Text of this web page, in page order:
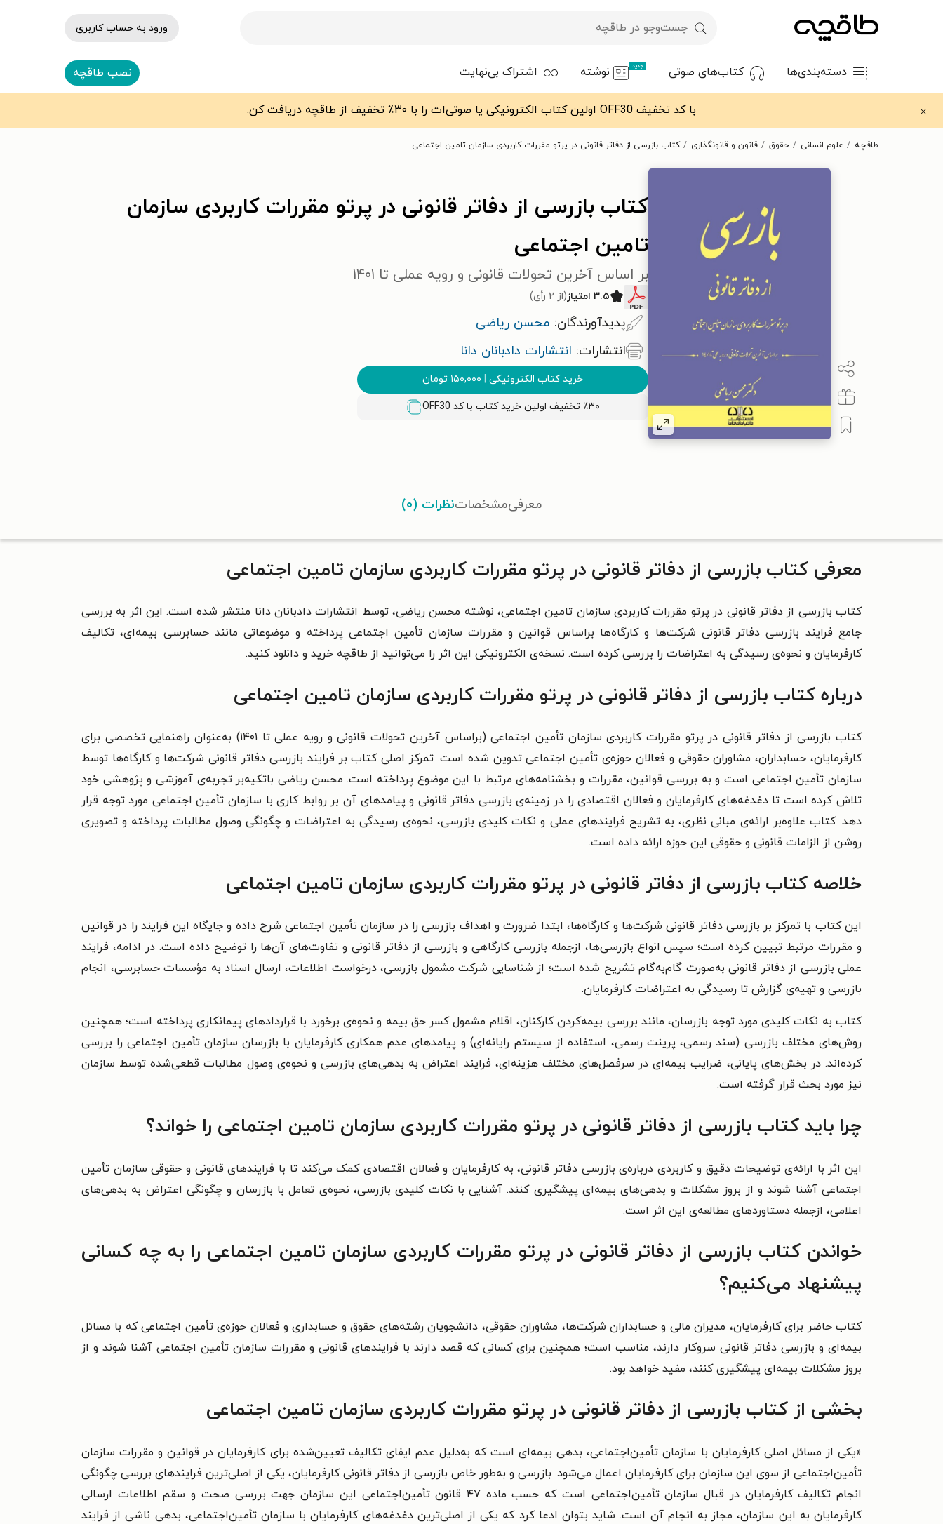
ورود به حساب کاربری
دسته‌بندی‌ها کتاب‌های صوتی جدید نوشته اشتراک بی‌نهایت نصب طاقچه
با کد تخفیف OFF30 اولین کتاب الکترونیکی یا صوتی‌ات را با ۳۰٪ تخفیف از طاقچه دریافت کن.
طاقچه علوم انسانی حقوق قانون و قانونگذاری کتاب بازرسی از دفاتر قانونی در پرتو مقررات کاربردی سازمان تامین اجتماعی
کتاب بازرسی از دفاتر قانونی در پرتو مقررات کاربردی سازمان
تامین اجتماعی
بر اساس آخرین تحولات قانونی و رویه عملی تا ۱۴۰۱
۳.۵ امتیاز (از ۲ رأی)
پدیدآورندگان: محسن ریاضی
انتشارات: انتشارات دادبانان دانا
خرید کتاب الکترونیکی ۱۵۰,۰۰۰ تومان
٪۳۰ تخفیف اولین خرید کتاب با کد OFF30
معرفیمشخصاتنظرات (۰)
معرفی کتاب بازرسی از دفاتر قانونی در پرتو مقررات کاربردی سازمان تامین اجتماعی
کتاب بازرسی از دفاتر قانونی در پرتو مقررات کاربردی سازمان تامین اجتماعی،نوشته محسن ریاضی، توسط انتشارات دادبانان دانا منتشر شده است. این اثر به بررسی
جامع فرایند بازرسی دفاتر قانونی شرکت‌ها و کارگاه‌ها براساس قوانین و مقررات سازمان تأمین اجتماعی پرداخته و موضوعاتی مانند حسابرسی بیمه‌ای، تکالیف
کارفرمایان و نحوه‌ی رسیدگی به اعتراضات را بررسی کرده است. نسخه‌ی الکترونیکی این اثر را می‌توانید از طاقچه خرید و دانلود کنید.
درباره کتاب بازرسی از دفاتر قانونی در پرتو مقررات کاربردی سازمان تامین اجتماعی
کتاب بازرسی از دفاتر قانونی در پرتو مقررات کاربردی سازمان تأمین اجتماعی (براساس آخرین تحولات قانونی و رویه عملی تا ۱۴۰۱) به‌عنوان راهنمایی تخصصی برای
کارفرمایان، حسابداران، مشاوران حقوقی و فعالان حوزه‌ی تأمین اجتماعی تدوین شده است. تمرکز اصلی کتاب بر فرایند بازرسی دفاتر قانونی شرکت‌ها و کارگاه‌ها توسط
سازمان تأمین اجتماعی است و به بررسی قوانین، مقررات و بخشنامه‌های مرتبط با این موضوع پرداخته است. محسن ریاضی باتکیه‌بر تجربه‌ی آموزشی و پژوهشی خود
تلاش کرده است تا دغدغه‌های کارفرمایان و فعالان اقتصادی را در زمینه‌ی بازرسی دفاتر قانونی و پیامدهای آن بر روابط کاری با سازمان تأمین اجتماعی مورد توجه قرار
دهد. کتاب علاوه‌بر ارائه‌ی مبانی نظری، به تشریح فرایندهای عملی و نکات کلیدی بازرسی، نحوه‌ی رسیدگی به اعتراضات و چگونگی وصول مطالبات پرداخته و تصویری
روشن از الزامات قانونی و حقوقی این حوزه ارائه داده است.
خلاصه کتاب بازرسی از دفاتر قانونی در پرتو مقررات کاربردی سازمان تامین اجتماعی
این کتاب با تمرکز بر بازرسی دفاتر قانونی شرکت‌ها و کارگاه‌ها، ابتدا ضرورت و اهداف بازرسی را در سازمان تأمین اجتماعی شرح داده و جایگاه این فرایند را در قوانین
و مقررات مرتبط تبیین کرده است؛ سپس انواع بازرسی‌ها، ازجمله بازرسی کارگاهی و بازرسی از دفاتر قانونی و تفاوت‌های آن‌ها را توضیح داده است. در ادامه، فرایند
عملی بازرسی از دفاتر قانونی به‌صورت گام‌به‌گام تشریح شده است؛ از شناسایی شرکت مشمول بازرسی، درخواست اطلاعات، ارسال اسناد به مؤسسات حسابرسی، انجام
بازرسی و تهیه‌ی گزارش تا رسیدگی به اعتراضات کارفرمایان.
کتاب به نکات کلیدی مورد توجه بازرسان، مانند بررسی بیمه‌کردن کارکنان، اقلام مشمول کسر حق بیمه و نحوه‌ی برخورد با قراردادهای پیمانکاری پرداخته است؛ همچنین
روش‌های مختلف بازرسی (سند رسمی، پرینت رسمی، استفاده از سیستم رایانه‌ای) و پیامدهای عدم همکاری کارفرمایان با بازرسان سازمان تأمین اجتماعی را بررسی
کرده‌اند. در بخش‌های پایانی، ضرایب بیمه‌ای در سرفصل‌های مختلف هزینه‌ای، فرایند اعتراض به بدهی‌های بازرسی و نحوه‌ی وصول مطالبات قطعی‌شده توسط سازمان
نیز مورد بحث قرار گرفته است.
چرا باید کتاب بازرسی از دفاتر قانونی در پرتو مقررات کاربردی سازمان تامین اجتماعی را خواند؟
این اثر با ارائه‌ی توضیحات دقیق و کاربردی درباره‌ی بازرسی دفاتر قانونی، به کارفرمایان و فعالان اقتصادی کمک می‌کند تا با فرایندهای قانونی و حقوقی سازمان تأمین
اجتماعی آشنا شوند و از بروز مشکلات و بدهی‌های بیمه‌ای پیشگیری کنند. آشنایی با نکات کلیدی بازرسی، نحوه‌ی تعامل با بازرسان و چگونگی اعتراض به بدهی‌های
اعلامی، ازجمله دستاوردهای مطالعه‌ی این اثر است.
خواندن کتاب بازرسی از دفاتر قانونی در پرتو مقررات کاربردی سازمان تامین اجتماعی را به چه کسانی
پیشنهاد می‌کنیم؟
کتاب حاضر برای کارفرمایان، مدیران مالی و حسابداران شرکت‌ها، مشاوران حقوقی، دانشجویان رشته‌های حقوق و حسابداری و فعالان حوزه‌ی تأمین اجتماعی که با مسائل
بیمه‌ای و بازرسی دفاتر قانونی سروکار دارند، مناسب است؛ همچنین برای کسانی که قصد دارند با فرایندهای قانونی و مقررات سازمان تأمین اجتماعی آشنا شوند و از
بروز مشکلات بیمه‌ای پیشگیری کنند، مفید خواهد بود.
بخشی از کتاب بازرسی از دفاتر قانونی در پرتو مقررات کاربردی سازمان تامین اجتماعی
«یکی از مسائل اصلی کارفرمایان با سازمان تأمین‌اجتماعی، بدهی بیمه‌ای است که به‌دلیل عدم ایفای تکالیف تعیین‌شده برای کارفرمایان در قوانین و مقررات سازمان
تأمین‌اجتماعی از سوی این سازمان برای کارفرمایان اعمال می‌شود. بازرسی و به‌طور خاص بازرسی از دفاتر قانونی کارفرمایان، یکی از اصلی‌ترین فرایندهای بررسی چگونگی
انجام تکالیف کارفرمایان در قبال سازمان تأمین‌اجتماعی است که حسب ماده ۴۷ قانون تأمین‌اجتماعی این سازمان جهت بررسی صحت و سقم اطلاعات ارسالی
کارفرمایان به این سازمان، مجاز به انجام آن است. شاید بتوان ادعا کرد که یکی از اصلی‌ترین دغدغه‌های کارفرمایان با سازمان تأمین‌اجتماعی، بدهی ناشی از فرایند